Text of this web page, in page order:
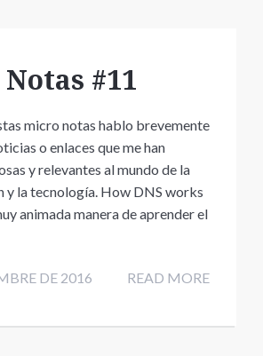
#11
micro notas hablo brevemente
o enlaces que me han
y relevantes al mundo de la
y la tecnología. How DNS works
animada manera de aprender el
DE 2016 READ MORE